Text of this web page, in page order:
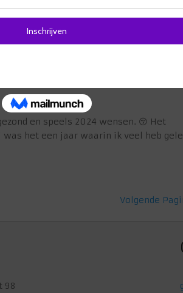
vervallen wanneer je voor
en speels 2024 wensen. 😚 Het
het een jaar waarin ik veel heb
Volgende
98